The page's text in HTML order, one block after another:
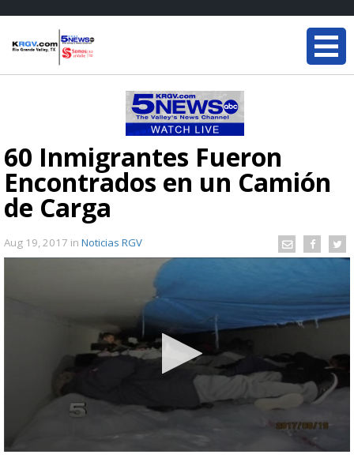
60 Inmigrantes Fueron
Encontrados en un Camión
de Carga
Aug 19, 2017 in Noticias RGV